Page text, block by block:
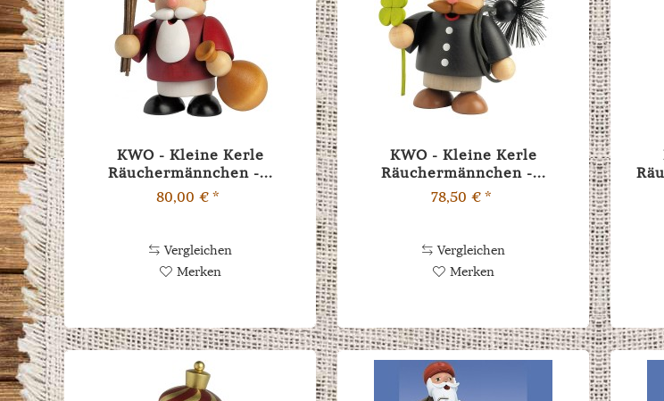
KWO - Kleine Kerle
Räuchermännchen -...
80,00 € *
Vergleichen
Merken
KWO - Kleine Kerle
Räuchermännchen -...
78,50 € *
Vergleichen
Merken